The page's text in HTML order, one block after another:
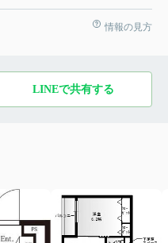
情報の見方
LINEで共有する